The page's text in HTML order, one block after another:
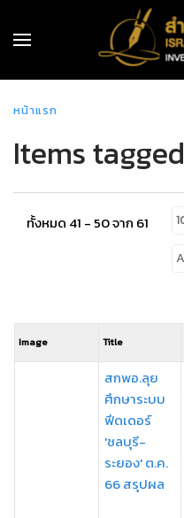
หน้าแรก
Items
ทั้งหมด 41 - 50 จาก 61
Image Title
สกพอ.ลุย
ศึกษาระบบ
ฟีดเดอร์
'ชลบุรี-
ระยอง' ต.ค.
66 สรุปผล